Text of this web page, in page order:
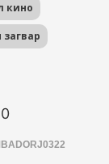
кино